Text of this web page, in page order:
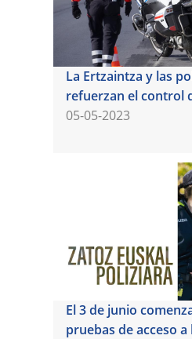
La Ertzaintza y las
refuerzan el control
05-05-2023
El 3 de junio
pruebas de acceso a